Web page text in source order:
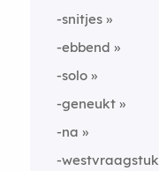
-snitjes
-ebbend
-solo
-geneukt
-na
-westvraagstuk